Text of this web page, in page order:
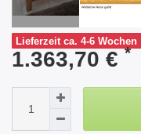
Lieferzeit ca. 4-6 Wochen
1.363,70 € *